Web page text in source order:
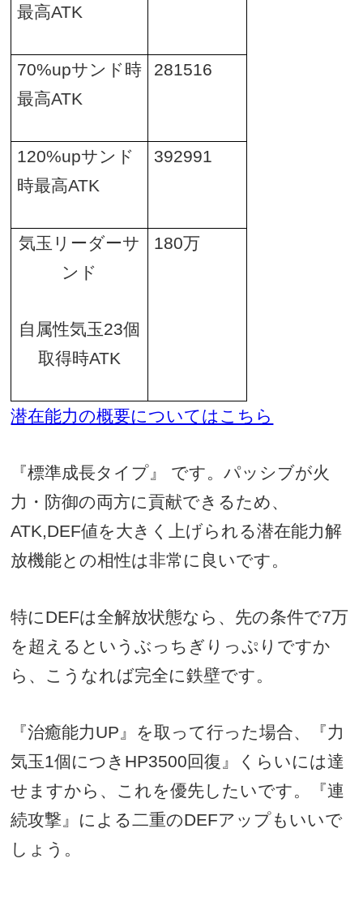
最高ATK
70%upサンド時
最高ATK
281516
120%upサンド
時最高ATK
392991
気玉リーダーサ
ンド
180万
自属性気玉23個
取得時ATK
潜在能力の概要についてはこちら
『標準成長タイプ』 です。パッシブが火
力・防御の両方に貢献できるため、
ATK,DEF値を大きく上げられる潜在能力解
放機能との相性は非常に良いです。
特にDEFは全解放状態なら、先の条件で7万
を超えるというぶっちぎりっぷりですか
ら、こうなれば完全に鉄壁です。
『治癒能力UP』を取って行った場合、『力
気玉1個につきHP3500回復』くらいには達
せますから、これを優先したいです。『連
続攻撃』による二重のDEFアップもいいで
しょう。